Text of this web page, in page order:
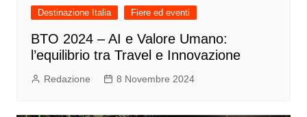
Destinazione Italia Fiere ed eventi
BTO 2024 – AI e Valore Umano:
l’equilibrio tra Travel e Innovazione
Redazione 8 Novembre 2024